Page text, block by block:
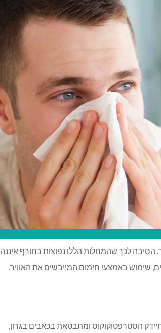
הסיבה לכך שהמחלות הללו נפוצות בחורף איננה
שימוש באמצעי חימום המייבשים את האוויר,
הסטרפטוקוקוס ומתבטאת בכאבים בגרון,